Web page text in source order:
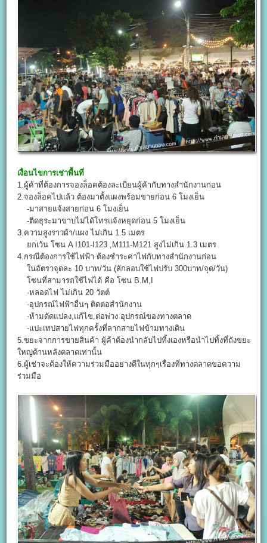
เงื่อนไขการเช่าพื้นที่
1.ผู้ค้าที่ต้องการจองล็อคต้องละเบียนผู้ค้ากับทางสำนักงานก่อน
2.จองล็อคไปแล้ว ต้องมาตั้งแผงพร้อมขายก่อน 6 โมงเย็น
-มาสายแจ้งสายก่อน 6 โมงเย็น
-ติดธุระมาขาบไม่ได้โทรแจ้งหยุดก่อน 5 โมงเย็น
3.ความสูงราวผ้า/แผง ไม่เกิน 1.5 เมตร
ยกเว้น โซน A I101-I123 ,M111-M121 สูงไม่เกิน 1.3 เมตร
4.กรณีต้องการใช้ไฟฟ้า ต้องชำระค่าไฟกับทางสำนักงานก่อน
ในอัตราจุดละ 10 บาท/วัน (ลักลอบใช้ไฟปรับ 300บาท/จุด/วัน)
โซนที่สามารถใช้ไฟได้ คือ โซน B.M,I
-หลอดไฟ ไม่เกิน 20 วัตต์
-อุปกรณ์ไฟฟ้าอื่นๆ ติดต่อสำนักงาน
-ห้ามดัดแปลง,แก้ไข,ต่อพ่วง อุปกรณ์ของทางตลาด
-แปะเทปสายไฟทุกครั้งที่ลากสายไฟข้ามทางเดิน
5.ขยะจากการขายสินค้า ผู้ค้าต้องนำกลับไปทิ้งเองหรือนำไปทิ้งที่ถังขยะ
ใหญ่ด้านหลังตลาดเท่านั้น
6.ผู้เช่าจะต้องให้ความร่วมมืออย่างดีในทุกๆเรื่องที่ทางตลาดขอความ
ร่วมมือ